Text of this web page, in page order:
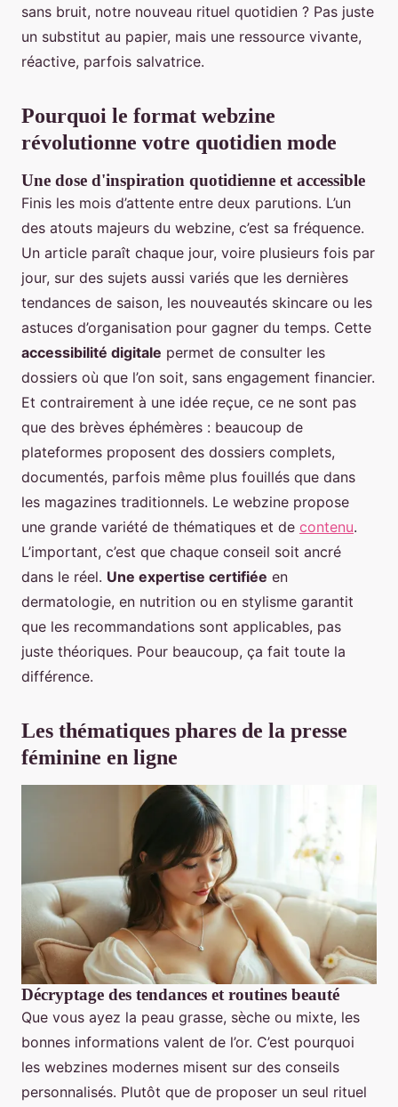
sans bruit, notre nouveau rituel quotidien ? Pas juste
un substitut au papier, mais une ressource vivante,
réactive, parfois salvatrice.
Pourquoi le format webzine
révolutionne votre quotidien mode
Une dose d'inspiration quotidienne et accessible
Finis les mois d’attente entre deux parutions. L’un
des atouts majeurs du webzine, c’est sa fréquence.
Un article paraît chaque jour, voire plusieurs fois par
jour, sur des sujets aussi variés que les dernières
tendances de saison, les nouveautés skincare ou les
astuces d’organisation pour gagner du temps. Cette
accessibilité digitale permet de consulter les
dossiers où que l’on soit, sans engagement financier.
Et contrairement à une idée reçue, ce ne sont pas
que des brèves éphémères : beaucoup de
plateformes proposent des dossiers complets,
documentés, parfois même plus fouillés que dans
les magazines traditionnels. Le webzine propose
une grande variété de thématiques et de contenu.
L’important, c’est que chaque conseil soit ancré
dans le réel. Une expertise certifiée en
dermatologie, en nutrition ou en stylisme garantit
que les recommandations sont applicables, pas
juste théoriques. Pour beaucoup, ça fait toute la
différence.
Les thématiques phares de la presse
féminine en ligne
Décryptage des tendances et routines beauté
Que vous ayez la peau grasse, sèche ou mixte, les
bonnes informations valent de l’or. C’est pourquoi
les webzines modernes misent sur des conseils
personnalisés. Plutôt que de proposer un seul rituel